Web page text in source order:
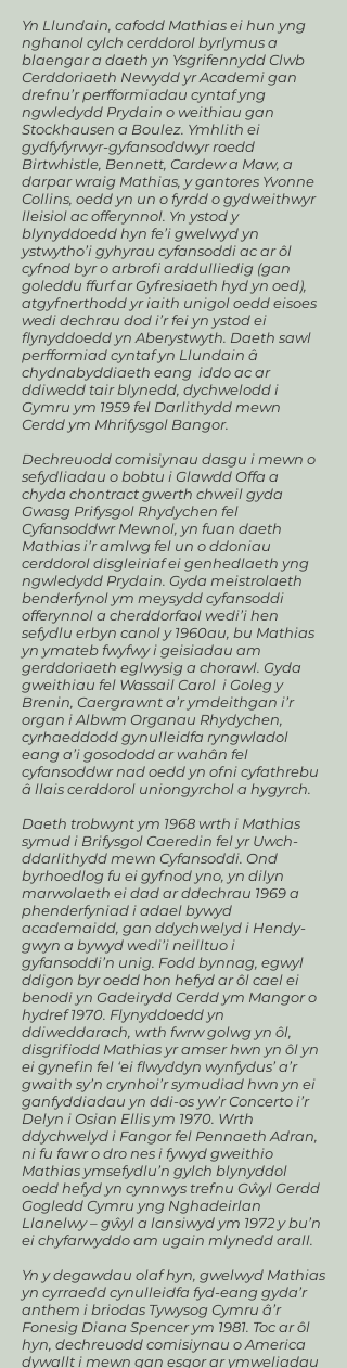
Yn Llundain, cafodd Mathias ei hun yng
nghanol cylch cerddorol byrlymus a
blaengar a daeth yn Ysgrifennydd Clwb
Cerddoriaeth Newydd yr Academi gan
drefnu’r perfformiadau cyntaf yng
ngwledydd Prydain o weithiau gan
Stockhausen a Boulez. Ymhlith ei
gydfyfyrwyr-gyfansoddwyr roedd
Birtwhistle, Bennett, Cardew a Maw, a
darpar wraig Mathias, y gantores Yvonne
Collins, oedd yn un o fyrdd o gydweithwyr
lleisiol ac offerynnol. Yn ystod y
blynyddoedd hyn fe’i gwelwyd yn
ystwytho’i gyhyrau cyfansoddi ac ar ôl
cyfnod byr o arbrofi arddulliedig (gan
goleddu ffurf ar Gyfresiaeth hyd yn oed),
atgyfnerthodd yr iaith unigol oedd eisoes
wedi dechrau dod i’r fei yn ystod ei
flynyddoedd yn Aberystwyth. Daeth sawl
perfformiad cyntaf yn Llundain â
chydnabyddiaeth eang iddo ac ar
ddiwedd tair blynedd, dychwelodd i
Gymru ym 1959 fel Darlithydd mewn
Cerdd ym Mhrifysgol Bangor.
Dechreuodd comisiynau dasgu i mewn o
sefydliadau o bobtu i Glawdd Offa a
chyda chontract gwerth chweil gyda
Gwasg Prifysgol Rhydychen fel
Cyfansoddwr Mewnol, yn fuan daeth
Mathias i’r amlwg fel un o ddoniau
cerddorol disgleiriaf ei genhedlaeth yng
ngwledydd Prydain. Gyda meistrolaeth
benderfynol ym meysydd cyfansoddi
offerynnol a cherddorfaol wedi’i hen
sefydlu erbyn canol y 1960au, bu Mathias
yn ymateb fwyfwy i geisiadau am
gerddoriaeth eglwysig a chorawl. Gyda
gweithiau fel Wassail Carol i Goleg y
Brenin, Caergrawnt a’r ymdeithgan i’r
organ i Albwm Organau Rhydychen,
cyrhaeddodd gynulleidfa ryngwladol
eang a’i gosododd ar wahân fel
cyfansoddwr nad oedd yn ofni cyfathrebu
â llais cerddorol uniongyrchol a hygyrch.
Daeth trobwynt ym 1968 wrth i Mathias
symud i Brifysgol Caeredin fel yr Uwch-
ddarlithydd mewn Cyfansoddi. Ond
byrhoedlog fu ei gyfnod yno, yn dilyn
marwolaeth ei dad ar ddechrau 1969 a
phenderfyniad i adael bywyd
academaidd, gan ddychwelyd i Hendy-
gwyn a bywyd wedi’i neilltuo i
gyfansoddi’n unig. Fodd bynnag, egwyl
ddigon byr oedd hon hefyd ar ôl cael ei
benodi yn Gadeirydd Cerdd ym Mangor o
hydref 1970. Flynyddoedd yn
ddiweddarach, wrth fwrw golwg yn ôl,
disgrifiodd Mathias yr amser hwn yn ôl yn
ei gynefin fel ‘ei flwyddyn wynfydus’ a’r
gwaith sy’n crynhoi’r symudiad hwn yn ei
ganfyddiadau yn ddi-os yw’r Concerto i’r
Delyn i Osian Ellis ym 1970. Wrth
ddychwelyd i Fangor fel Pennaeth Adran,
ni fu fawr o dro nes i fywyd gweithio
Mathias ymsefydlu’n gylch blynyddol
oedd hefyd yn cynnwys trefnu Gŵyl Gerdd
Gogledd Cymru yng Nghadeirlan
Llanelwy – gŵyl a lansiwyd ym 1972 y bu’n
ei chyfarwyddo am ugain mlynedd arall.
Yn y degawdau olaf hyn, gwelwyd Mathias
yn cyrraedd cynulleidfa fyd-eang gyda’r
anthem i briodas Tywysog Cymru â’r
Fonesig Diana Spencer ym 1981. Toc ar ôl
hyn, dechreuodd comisiynau o America
dywallt i mewn gan esgor ar ymweliadau